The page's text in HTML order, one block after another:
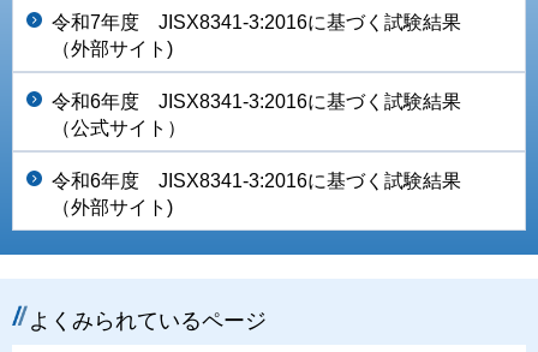
令和7年度 JISX8341-3:2016に基づく試験結果
（外部サイト)
令和6年度 JISX8341-3:2016に基づく試験結果
（公式サイト）
令和6年度 JISX8341-3:2016に基づく試験結果
（外部サイト)
よくみられているページ